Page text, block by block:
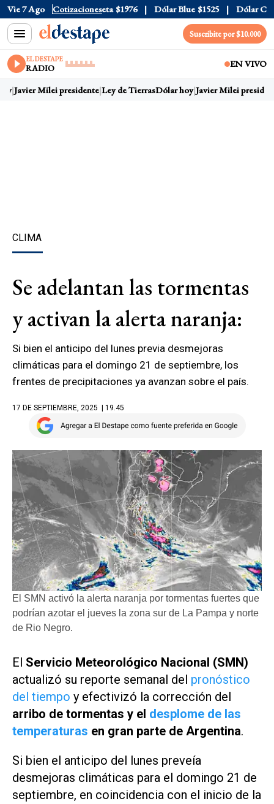
Vie 7 Ago Cotizaciones
$1520 Dólar Tarjeta $1976 Dólar Blue $1525 Dólar CCL
Suscribite por $10.000
EL DESTAPE
RADIO EN VIVO
Javier Milei presidente Ley de TierrasDólar hoy Javier Milei
CLIMA
Se adelantan las tormentas
y activan la alerta naranja:
Si bien el anticipo del lunes previa desmejoras
climáticas para el domingo 21 de septiembre, los
frentes de precipitaciones ya avanzan sobre el país.
17 DE SEPTIEMBRE, 2025 | 19.45
El SMN activó la alerta naranja por tormentas fuertes que
podrían azotar el jueves la zona sur de La Pampa y norte
de Rio Negro.
El Servicio Meteorológico Nacional (SMN)
actualizó su reporte semanal del pronóstico
del tiempo y efectivizó la corrección del
arribo de tormentas y el desplome de las
temperaturas en gran parte de Argentina.
Si bien el anticipo del lunes preveía
desmejoras climáticas para el domingo 21 de
septiembre, en coincidencia con el inicio de la